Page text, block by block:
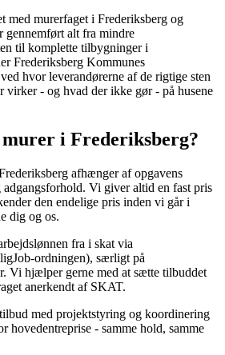
med murerfaget i Frederiksberg og
gennemført alt fra mindre
til komplette tilbygninger i
Frederiksberg Kommunes
hvor leverandørerne af de rigtige sten
virker - og hvad der ikke gør - på husene
i Frederiksberg?
afhænger af opgavens
Vi giver altid en fast pris
den endelige pris inden vi går i
dig og os.
fra i skat via
ordningen), særligt på
Vi hjælper gerne med at sætte tilbuddet
anerkendt af SKAT.
med projektstyring og koordinering
hovedentreprise - samme hold, samme